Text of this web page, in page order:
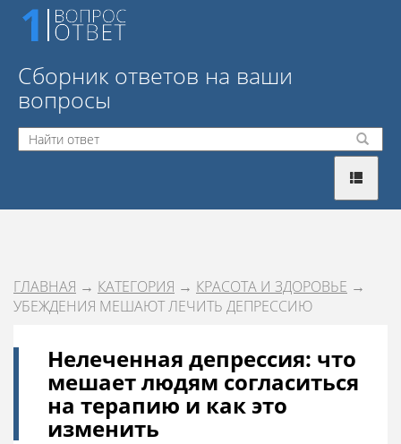
Сборник ответов на ваши
вопросы
ГЛАВНАЯ → КАТЕГОРИЯ → КРАСОТА И ЗДОРОВЬЕ →
УБЕЖДЕНИЯ МЕШАЮТ ЛЕЧИТЬ ДЕПРЕССИЮ
Нелеченная депрессия: что
мешает людям согласиться
на терапию и как это
изменить